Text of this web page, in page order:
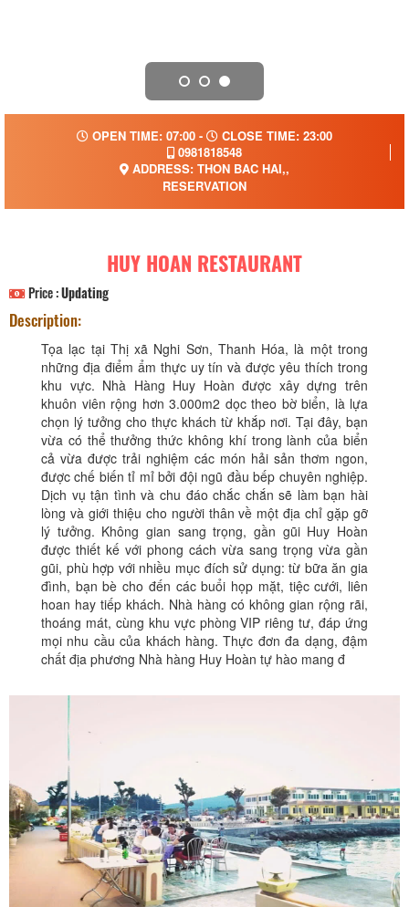
OPEN TIME: 07:00 -
CLOSE TIME: 23:00
0981818548
ADDRESS: THON BAC HAI,,
RESERVATION
HUY HOAN RESTAURANT
Price :Updating
Description:
Tọa lạc tại Thị xã Nghi Sơn, Thanh Hóa, là một trong
những địa điểm ẩm thực uy tín và được yêu thích trong
khu vực. Nhà Hàng Huy Hoàn được xây dựng trên
khuôn viên rộng hơn 3.000m2 dọc theo bờ biển, là lựa
chọn lý tưởng cho thực khách từ khắp nơi. Tại đây, bạn
vừa có thể thưởng thức không khí trong lành của biển
cả vừa được trải nghiệm các món hải sản thơm ngon,
được chế biến tỉ mỉ bởi đội ngũ đầu bếp chuyên nghiệp.
Dịch vụ tận tình và chu đáo chắc chắn sẽ làm bạn hài
lòng và giới thiệu cho người thân về một địa chỉ gặp gỡ
lý tưởng. Không gian sang trọng, gần gũi Huy Hoàn
được thiết kế với phong cách vừa sang trọng vừa gần
gũi, phù hợp với nhiều mục đích sử dụng: từ bữa ăn gia
đình, bạn bè cho đến các buổi họp mặt, tiệc cưới, liên
hoan hay tiếp khách. Nhà hàng có không gian rộng rãi,
thoáng mát, cùng khu vực phòng VIP riêng tư, đáp ứng
mọi nhu cầu của khách hàng. Thực đơn đa dạng, đậm
chất địa phương Nhà hàng Huy Hoàn tự hào mang đ